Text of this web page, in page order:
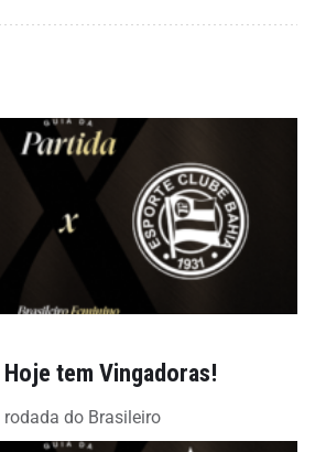
tem Vingadoras!
do Brasileiro